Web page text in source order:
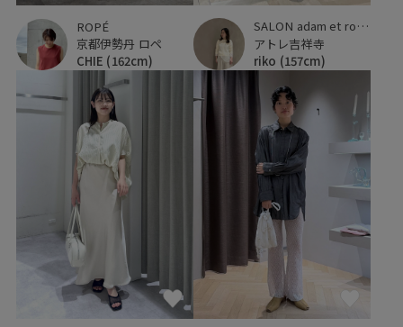
ROPÉ
京都伊勢丹 ロペ
CHIE (162cm)
SALON adam et ropé
アトレ吉祥寺
riko (157cm)